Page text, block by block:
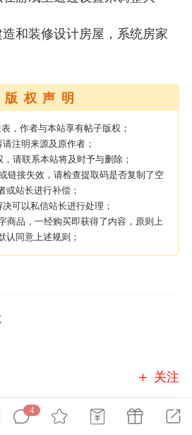
具 排行榜
教程 联机招募
&工具
用的作弊模组，
卖服务器外挂！
收到一些信息
下声明，规范
4
和装修设计房屋，系统房家
权声明
，作者与本站享有帖子版权；
注明来源及原作者；
请联系本站将及时予与删除；
链接失效，请检查提取码是否复制了空
或站长进行补偿；
可以私信站长进行处理；
商品，一经购买即获得了内容，原则上
认同意上述规则；
关注